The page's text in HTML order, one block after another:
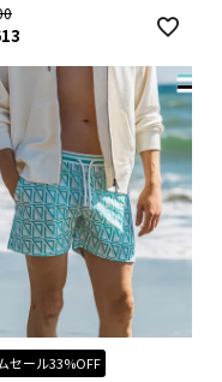
セール33%OFF